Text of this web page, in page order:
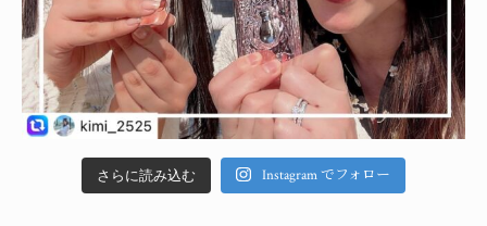
さらに読み込む Instagram でフォロー